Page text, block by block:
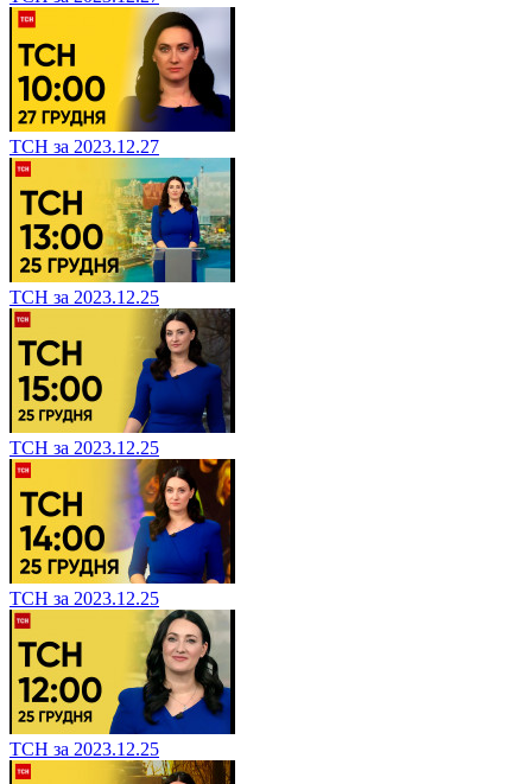
ТСН за 2023.12.27
ТСН за 2023.12.25
ТСН за 2023.12.25
ТСН за 2023.12.25
ТСН за 2023.12.25